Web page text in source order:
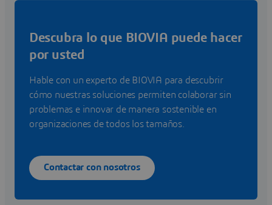
Descubra lo que BIOVIA puede hacer
por usted
Hable con un experto de BIOVIA para descubrir
cómo nuestras soluciones permiten colaborar sin
problemas e innovar de manera sostenible en
organizaciones de todos los tamaños.
Contactar con nosotros